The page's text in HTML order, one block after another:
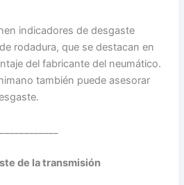
indicadores de desgaste
rodadura, que se destacan en
del fabricante del neumático.
también puede asesorar
de la transmisión